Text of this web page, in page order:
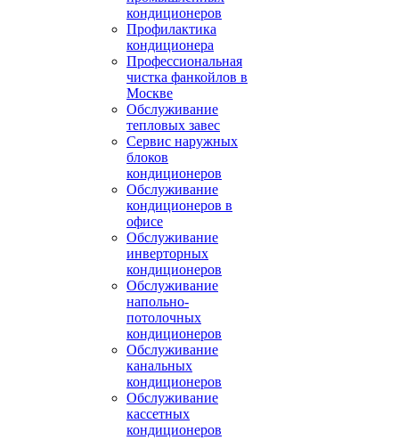
кондиционеров
Профилактика
кондиционера
Профессиональная
чистка фанкойлов в
Москве
Обслуживание
тепловых завес
Сервис наружных
блоков
кондиционеров
Обслуживание
кондиционеров в
офисе
Обслуживание
инверторных
кондиционеров
Обслуживание
напольно-
потолочных
кондиционеров
Обслуживание
канальных
кондиционеров
Обслуживание
кассетных
кондиционеров